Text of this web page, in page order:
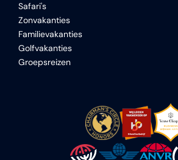
Safari's
Zonvakanties
Familievakanties
Golfvakanties
Groepsreizen